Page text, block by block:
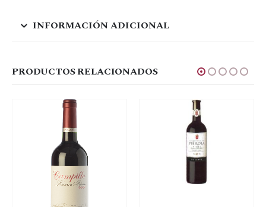
INFORMACIÓN ADICIONAL
PRODUCTOS RELACIONADOS